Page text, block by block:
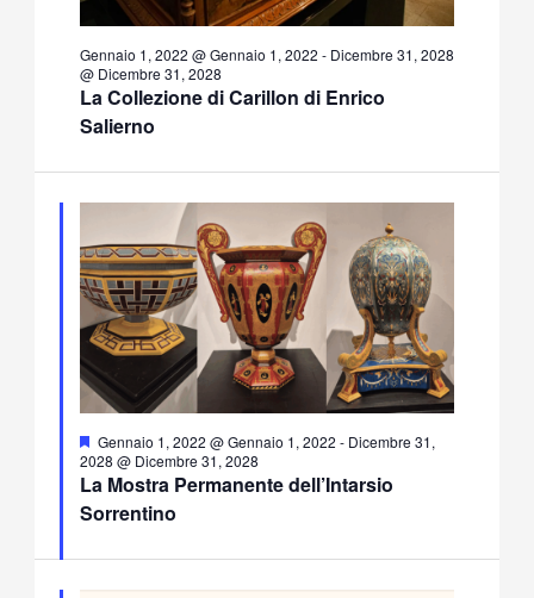
La Collezione di Carillon di Enrico
Salierno
Gennaio 1, 2022 @ Gennaio 1, 2022 - Dicembre 31, 2028
@ Dicembre 31, 2028
La Mostra Permanente dell’Intarsio
Sorrentino
Segnalati
Gennaio 1, 2022 @ Gennaio 1, 2022 - Dicembre 31,
2028 @ Dicembre 31, 2028